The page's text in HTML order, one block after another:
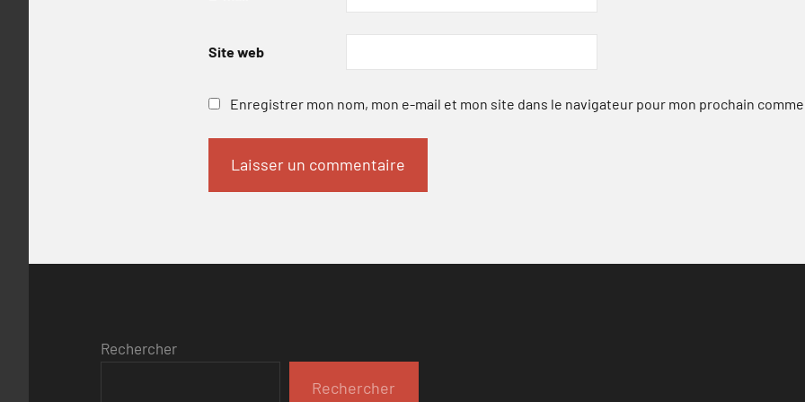
Site web
Enregistrer mon nom, mon e-mail et mon site dans le navigateur pour mon prochain
Rechercher
Rechercher